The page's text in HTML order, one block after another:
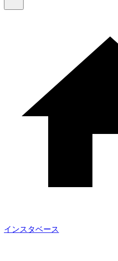
インスタベース